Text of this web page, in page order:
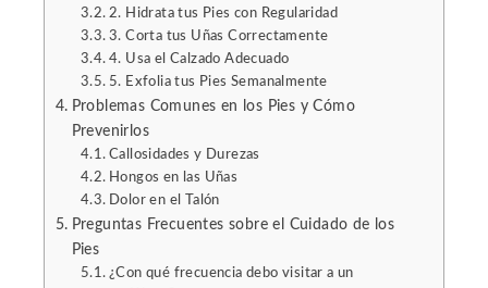
2. Hidrata tus Pies con Regularidad
3. Corta tus Uñas Correctamente
4. Usa el Calzado Adecuado
5. Exfolia tus Pies Semanalmente
Problemas Comunes en los Pies y Cómo
Prevenirlos
Callosidades y Durezas
Hongos en las Uñas
Dolor en el Talón
Preguntas Frecuentes sobre el Cuidado de los
Pies
¿Con qué frecuencia debo visitar a un